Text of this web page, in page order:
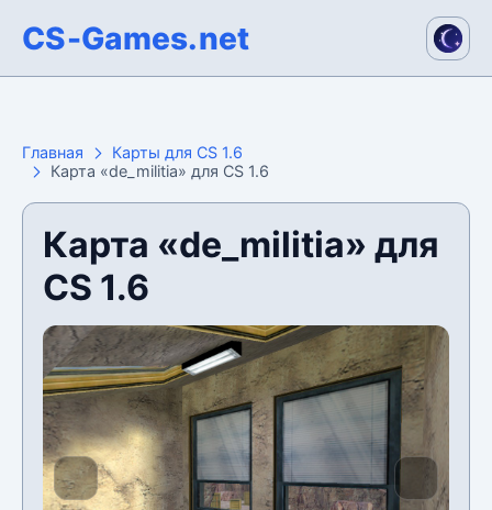
CS-Games.net
Главная
Карты для CS 1.6
Карта «de_militia» для CS 1.6
Карта «de_militia» для
CS 1.6